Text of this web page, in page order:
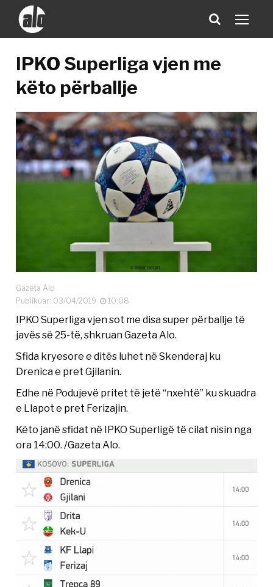
IPKO Superliga vjen me
këto përballje
Gazeta Alo
Publikuar: 03/04/2019
10:08
IPKO Superliga vjen sot me disa super përballje të
javës së 25-të, shkruan Gazeta Alo.
Sfida kryesore e ditës luhet në Skenderaj ku
Drenica e pret Gjilanin.
Edhe në Podujevë pritet të jetë “nxehtë” ku skuadra
e Llapot e pret Ferizajin.
Këto janë sfidat në IPKO Superligë të cilat nisin nga
ora 14:00. /Gazeta Alo.